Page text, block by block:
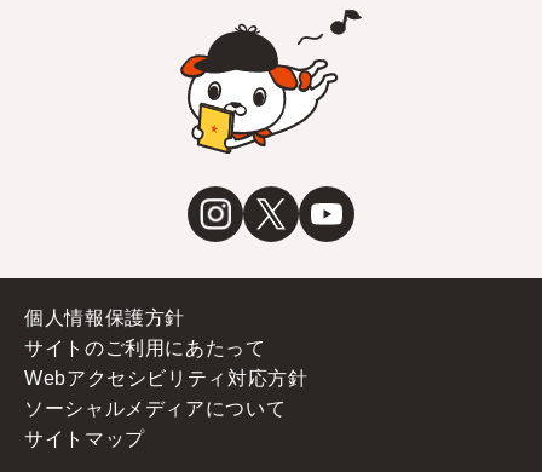
個人情報保護方針
サイトのご利用にあたって
Webアクセシビリティ対応方針
ソーシャルメディアについて
サイトマップ